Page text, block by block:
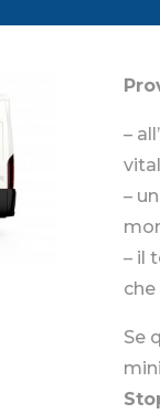
–
–
– il
Se